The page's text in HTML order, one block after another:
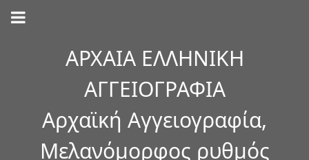
ΑΡΧΑΙΑ ΕΛΛΗΝΙΚΗ
ΑΓΓΕΙΟΓΡΑΦΙΑ
Αρχαϊκή Αγγειογραφία,
Μελανόμορφος ρυθμός